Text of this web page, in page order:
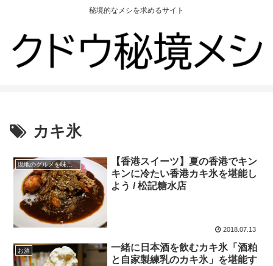
秘境的なメシを求めるサイト
カキ氷
現地のグルメを味わう
【香港スイーツ】夏の香港でキン
キンに冷たい香港カキ氷を堪能し
よう / 松記糖水店
2018.07.13
お酒
一緒に日本酒を飲むカキ氷「酒粕
と自家製練乳のカキ氷」を堪能す